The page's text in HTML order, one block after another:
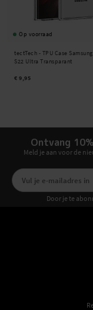
Op voorraad
tectTech - TPU Case
S22 Ultra Transparant
€ 9,95
Ontvang
Meld je aan voor de
Door je te